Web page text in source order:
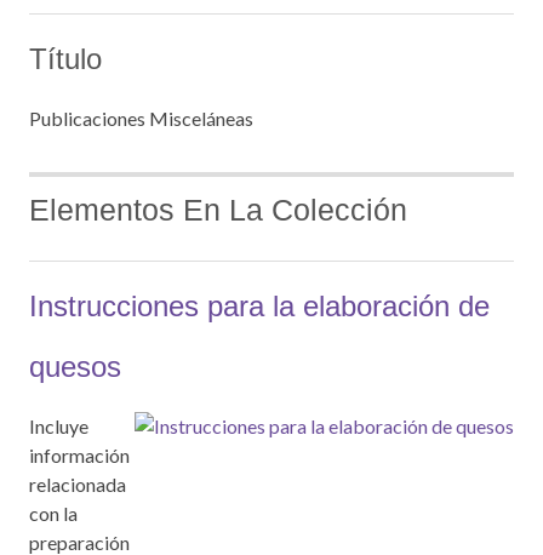
Título
Publicaciones Misceláneas
Elementos En La Colección
Instrucciones para la elaboración de
quesos
Incluye
información
relacionada
con la
preparación